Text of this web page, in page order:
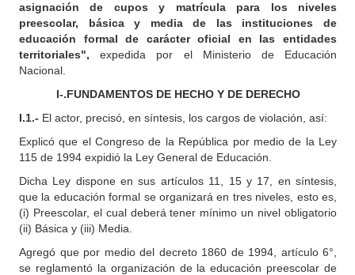
asignación de cupos y matrícula para los niveles
preescolar, básica y media de las instituciones de
educación formal de carácter oficial en las entidades
territoriales",expedida por el Ministerio de Educación
Nacional.
I-.FUNDAMENTOS DE HECHO Y DE DERECHO
I.1.- El actor, precisó, en síntesis, los cargos de violación, así:
Explicó que el Congreso de la República por medio de la Ley
115 de 1994 expidió la Ley General de Educación.
Dicha Ley dispone en sus artículos 11, 15 y 17, en síntesis,
que la educación formal se organizará en tres niveles, esto es,
(i) Preescolar, el cual deberá tener mínimo un nivel obligatorio
(ii) Básica y (iii) Media.
Agregó que por medio del decreto 1860 de 1994, artículo 6°,
se reglamentó la organización de la educación preescolar de